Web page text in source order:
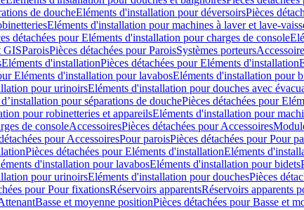
de doucheEléments d'installation pour déversoirsPièces
Eléments d'installation pour machines à laver et lave-
détachées pour Eléments d'installation pour charges de console
GISParoisPièces détachées pour ParoisSystèmes porteurs
Eléments d'installationPièces détachées pour Eléments d'installation
Eléments d'installation pour lavabosEléments d'installation pour
pour urinoirsEléments d'installation pour douches avec
pour séparations de douchePièces détachées pour
pour robinetteries et appareilsEléments d'installation pour
de consoleAccessoiresPièces détachées pour Accessoires
pour AccessoiresPour paroisPièces détachées pour Pour
Pièces détachées pour Eléments d'installationEléments
d'installation pour lavabosEléments d'installation pour bidets
pour urinoirsEléments d'installation pour douchesPièces
pour Pour fixationsRéservoirs apparentsRéservoirs apparents
Basse et moyenne positionPièces détachées pour Basse et